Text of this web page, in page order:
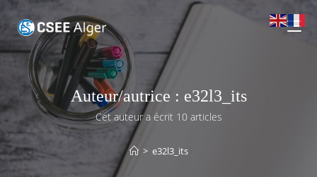
Auteur/autrice : e32l3_its
Cet auteur a écrit 10 articles
> e32l3_its